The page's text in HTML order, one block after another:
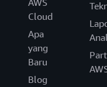
AWS
Cloud
Apa
yang
Baru
Blog